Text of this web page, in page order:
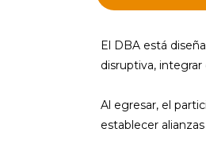
El DBA está
disruptiva,
Al egresar, el
establecer